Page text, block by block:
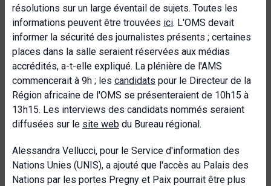
résolutions sur un large éventail de sujets. Toutes les
informations peuvent être trouvées ici. L'OMS devait
informer la sécurité des journalistes présents ; certaines
places dans la salle seraient réservées aux médias
accrédités, a-t-elle expliqué. La plénière de l'AMS
commencerait à 9h ; les candidats pour le Directeur de la
Région africaine de l'OMS se présenteraient de 10h15 à
13h15. Les interviews des candidats nommés seraient
diffusées sur le site web du Bureau régional.
Alessandra Vellucci, pour le Service d'information des
Nations Unies (UNIS), a ajouté que l'accès au Palais des
Nations par les portes Pregny et Paix pourrait être plus